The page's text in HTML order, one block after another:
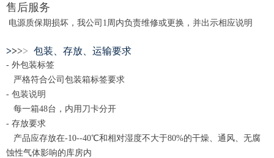
售后服务
电源质保期损坏，我公司1周内负责维修或更换，并出示相应说明
>>>> 包装、存放、运输要求
- 外包装标签
严格符合公司包装箱标签要求
- 包装说明
每一箱48台，内用刀卡分开
- 存放要求
产品应存放在-10--40℃和相对湿度不大于80%的干燥、通风、无腐
蚀性气体影响的库房内